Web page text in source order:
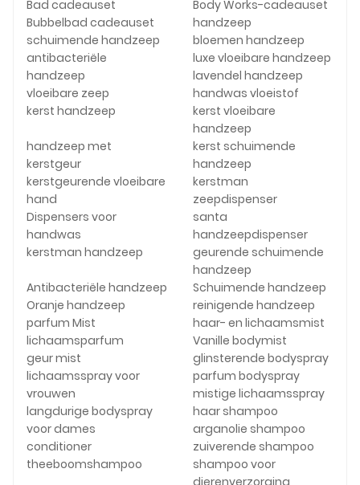
Bad cadeauset
Body Works-cadeauset
Bubbelbad cadeauset
handzeep
schuimende handzeep
bloemen handzeep
antibacteriële
handzeep
luxe vloeibare handzeep
lavendel handzeep
vloeibare zeep
handwas vloeistof
kerst handzeep
kerst vloeibare
handzeep
handzeep met
kerstgeur
kerst schuimende
handzeep
kerstgeurende vloeibare
hand
kerstman
zeepdispenser
Dispensers voor
handwas
santa
handzeepdispenser
kerstman handzeep
geurende schuimende
handzeep
Antibacteriële handzeep
Schuimende handzeep
Oranje handzeep
reinigende handzeep
parfum Mist
haar- en lichaamsmist
lichaamsparfum
Vanille bodymist
geur mist
glinsterende bodyspray
lichaamsspray voor
vrouwen
parfum bodyspray
mistige lichaamsspray
langdurige bodyspray
voor dames
haar shampoo
arganolie shampoo
conditioner
zuiverende shampoo
theeboomshampoo
shampoo voor